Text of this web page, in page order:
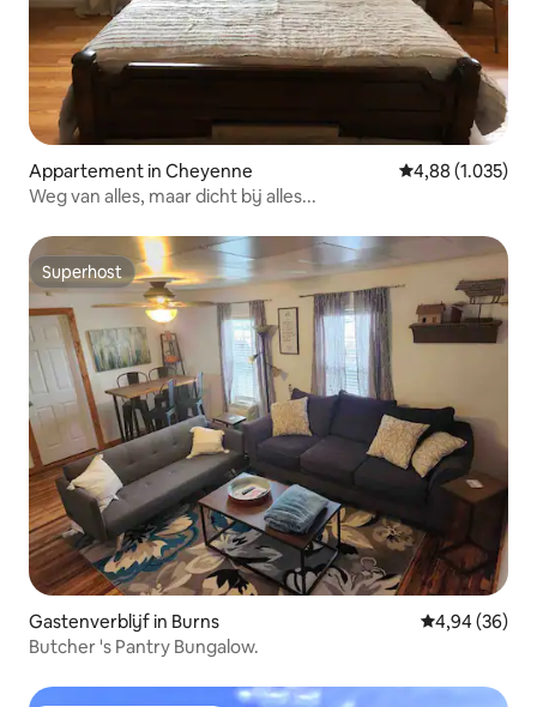
Appartement in Cheyenne Gemiddelde
4,88 (1.035)
Weg van alles, maar dicht bij alles...
Superhost
Superhost
Gastenverblijf in Burns Gemiddelde
4,94 (36)
Butcher 's Pantry Bungalow.